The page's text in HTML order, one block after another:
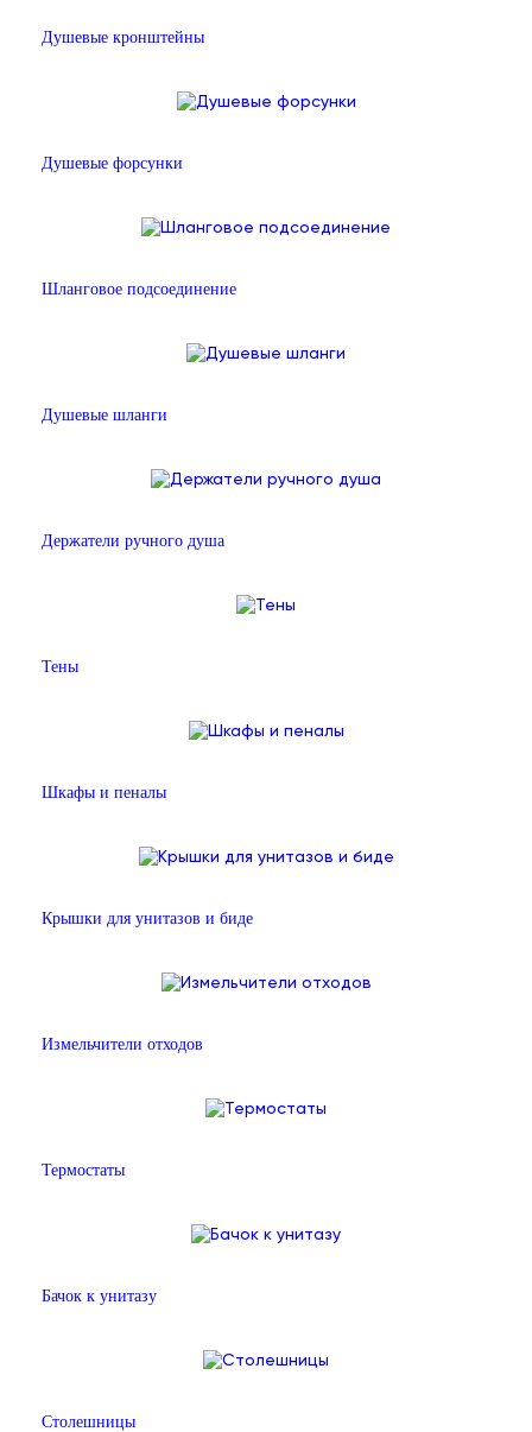
Душевые кронштейны
Душевые форсунки
Шланговое подсоединение
Душевые шланги
Держатели ручного душа
Тены
Шкафы и пеналы
Крышки для унитазов и биде
Измельчители отходов
Термостаты
Бачок к унитазу
Столешницы